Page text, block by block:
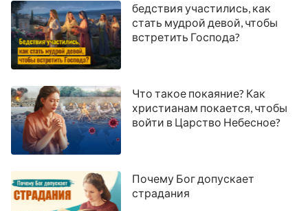
бедствия участились, как
стать мудрой девой, чтобы
встретить Господа?
Что такое покаяние? Как
христианам покается, чтобы
войти в Царство Небесное?
Почему Бог допускает
страдания